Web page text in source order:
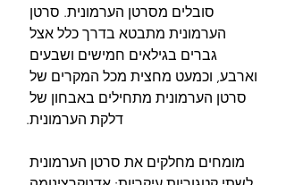
סובלים מסרטן הערמונית. סרטן
הערמונית מתבטא בדרך כלל אצל
גברים בגילאים חמישים ושבעים
וארבע, וכמעט מחצית מכל המקרים של
סרטן הערמונית מתחילים באבחון של
דלקת הערמונית.
מומחים מחלקים את סרטן הערמונית